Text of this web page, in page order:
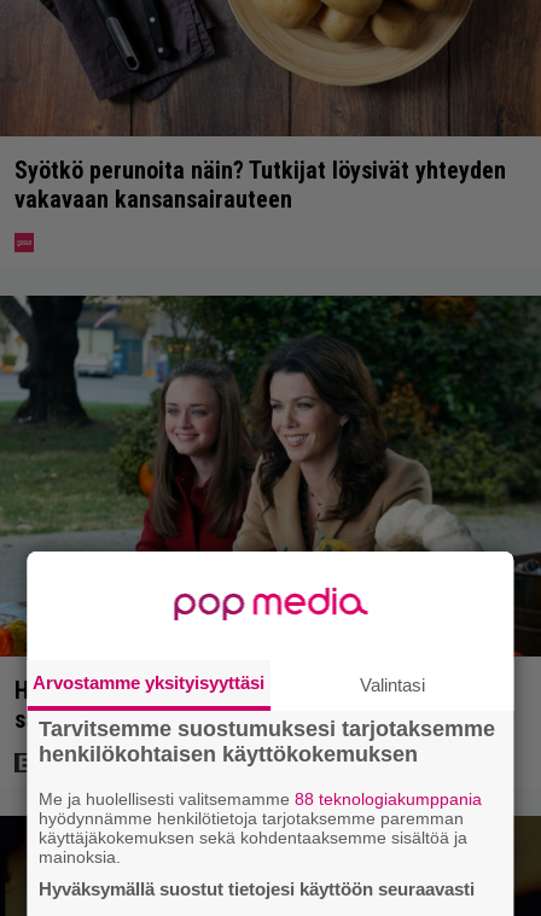
Syötkö perunoita näin? Tutkijat löysivät yhteyden
vakavaan kansansairauteen
HBO tekee rakastetusta 2000-luvun alun
sarjailmiöstä dokumenttielokuvan
Arvostamme yksityisyyttäsi Valintasi
Tarvitsemme suostumuksesi tarjotaksemme
henkilökohtaisen käyttökokemuksen
Me ja huolellisesti valitsemamme88 teknologiakumppania
hyödynnämme henkilötietoja tarjotaksemme paremman
käyttäjäkokemuksen sekä kohdentaaksemme sisältöä ja
mainoksia.
Hyväksymällä suostut tietojesi käyttöön seuraavasti